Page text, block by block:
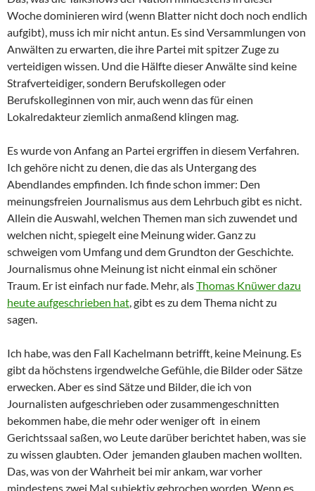
Woche dominieren wird (wenn Blatter nicht doch noch endlich
aufgibt), muss ich mir nicht antun. Es sind Versammlungen von
Anwälten zu erwarten, die ihre Partei mit spitzer Zuge zu
verteidigen wissen. Und die Hälfte dieser Anwälte sind keine
Strafverteidiger, sondern Berufskollegen oder
Berufskolleginnen von mir, auch wenn das für einen
Lokalredakteur ziemlich anmaßend klingen mag.
Es wurde von Anfang an Partei ergriffen in diesem Verfahren.
Ich gehöre nicht zu denen, die das als Untergang des
Abendlandes empfinden. Ich finde schon immer: Den
meinungsfreien Journalismus aus dem Lehrbuch gibt es nicht.
Allein die Auswahl, welchen Themen man sich zuwendet und
welchen nicht, spiegelt eine Meinung wider. Ganz zu
schweigen vom Umfang und dem Grundton der Geschichte.
Journalismus ohne Meinung ist nicht einmal ein schöner
Traum. Er ist einfach nur fade. Mehr, alsThomas Knüwer dazu
heute aufgeschrieben hat, gibt es zu dem Thema nicht zu
sagen.
Ich habe, was den Fall Kachelmann betrifft, keine Meinung. Es
gibt da höchstens irgendwelche Gefühle, die Bilder oder Sätze
erwecken. Aber es sind Sätze und Bilder, die ich von
Journalisten aufgeschrieben oder zusammengeschnitten
bekommen habe, die mehr oder weniger oft in einem
Gerichtssaal saßen, wo Leute darüber berichtet haben, was sie
zu wissen glaubten. Oder jemanden glauben machen wollten.
Das, was von der Wahrheit bei mir ankam, war vorher
mindestens zwei Mal subjektiv gebrochen worden. Wenn es